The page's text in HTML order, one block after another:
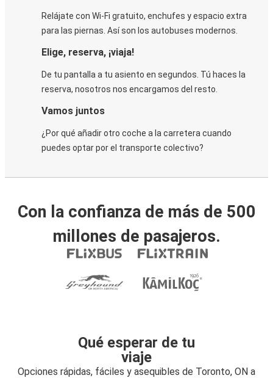
Relájate con Wi-Fi gratuito, enchufes y espacio extra
para las piernas. Así son los autobuses modernos.
Elige, reserva, ¡viaja!
De tu pantalla a tu asiento en segundos. Tú haces la
reserva, nosotros nos encargamos del resto.
Vamos juntos
¿Por qué añadir otro coche a la carretera cuando
puedes optar por el transporte colectivo?
Con la confianza de más de 500
millones de pasajeros.
Qué esperar de tu
viaje
Opciones rápidas, fáciles y asequibles de Toronto, ON a